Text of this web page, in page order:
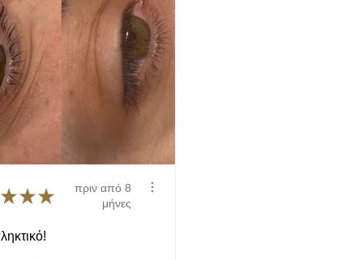
★★★
πριν από 8
μήνες